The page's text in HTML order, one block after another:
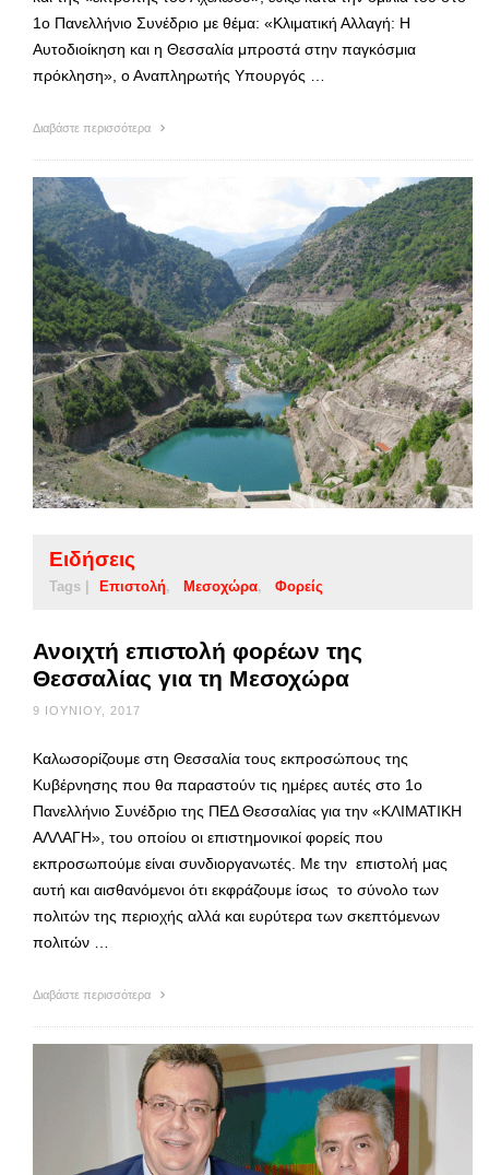
1ο Πανελλήνιο Συνέδριο με θέμα: «Κλιματική Αλλαγή: Η
Αυτοδιοίκηση και η Θεσσαλία μπροστά στην παγκόσμια
πρόκληση», ο Αναπληρωτής Υπουργός …
Διαβάστε περισσότερα
Ειδήσεις
Tags | Επιστολή Μεσοχώρα Φορείς
Ανοιχτή επιστολή φορέων της
Θεσσαλίας για τη Μεσοχώρα
9 ΙΟΥΝΊΟΥ, 2017
Καλωσορίζουμε στη Θεσσαλία τους εκπροσώπους της
Κυβέρνησης που θα παραστούν τις ημέρες αυτές στο 1ο
Πανελλήνιο Συνέδριο της ΠΕΔ Θεσσαλίας για την «ΚΛΙΜΑΤΙΚΗ
ΑΛΛΑΓΗ», του οποίου οι επιστημονικοί φορείς που
εκπροσωπούμε είναι συνδιοργανωτές. Με την επιστολή μας
αυτή και αισθανόμενοι ότι εκφράζουμε ίσως το σύνολο των
πολιτών της περιοχής αλλά και ευρύτερα των σκεπτόμενων
πολιτών …
Διαβάστε περισσότερα